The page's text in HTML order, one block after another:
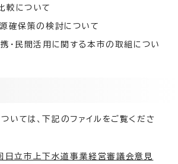
較について
確保策の検討について
・民間活用に関する本市の取組につい
いては、下記のファイルをご覧くださ
立市上下水道事業経営審議会意見